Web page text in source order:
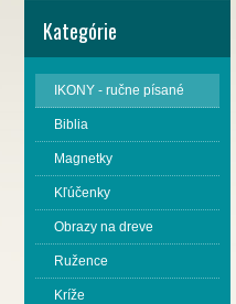
Kategórie
IKONY - ručne písané
Biblia
Magnetky
Kľúčenky
Obrazy na dreve
Ružence
Kríže